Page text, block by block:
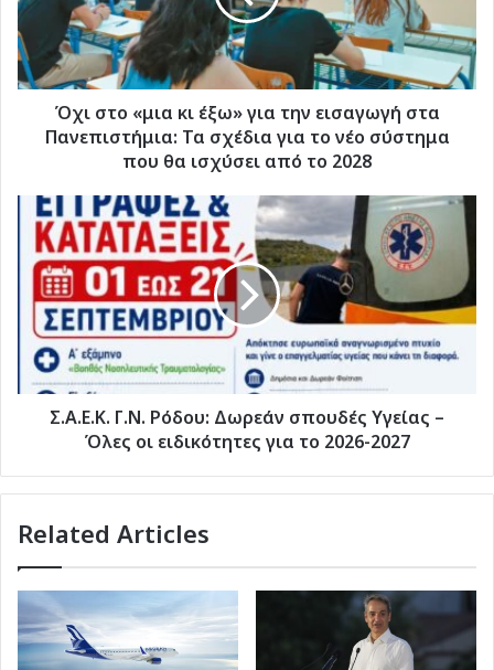
για
την
εισαγωγή
στα
Πανεπιστήμια:
το
νέο
σύστημα
που
ισχύσει
από
2028
Όχι στο «μια κι έξω» για την εισαγωγή στα
Πανεπιστήμια: Τα σχέδια για το νέο σύστημα
που θα ισχύσει από το 2028
Σ.Α.Ε.Κ.
Γ.Ν.
Ρόδου:
Δωρεάν
σπουδές
Υγείας
Όλες
οι
ειδικότητες
2026-
Σ.Α.Ε.Κ. Γ.Ν. Ρόδου: Δωρεάν σπουδές Υγείας –
Όλες οι ειδικότητες για το 2026-2027
Related Articles